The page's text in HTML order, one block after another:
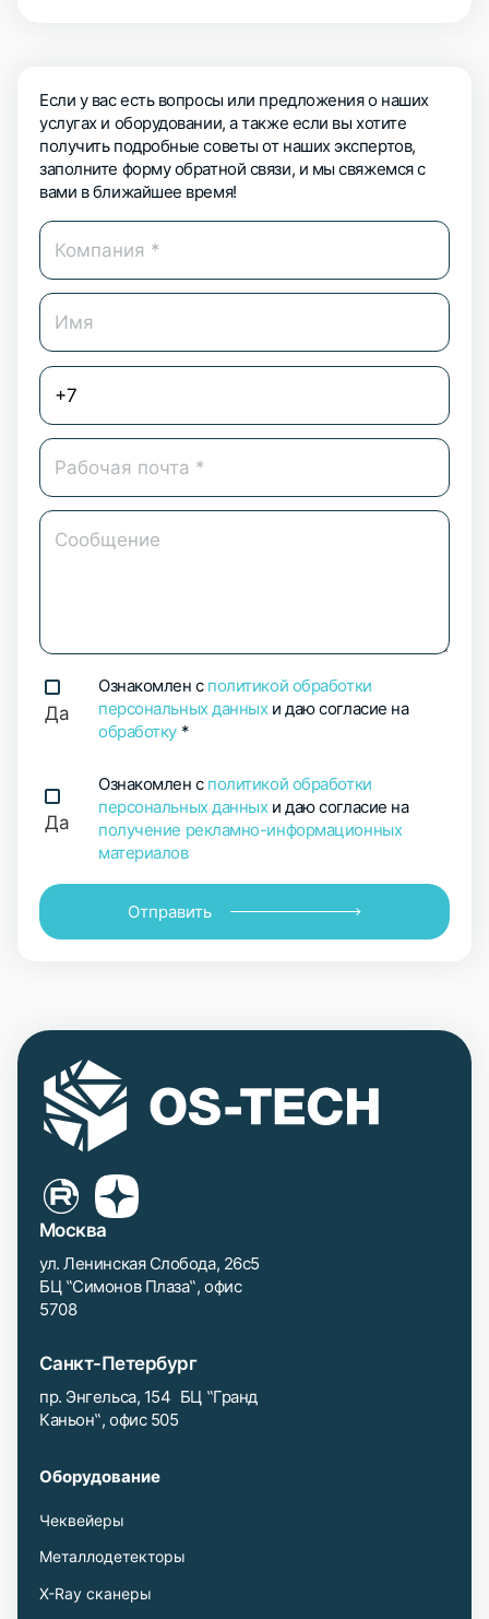
Если у вас есть вопросы или предложения о наших
услугах и оборудовании, а также если вы хотите
получить подробные советы от наших экспертов,
заполните форму обратной связи, и мы свяжемся с
вами в ближайшее время!
Да
Ознакомлен с политикой обработки
персональных данныхи даю согласие на
обработку*
Да
Ознакомлен с политикой обработки
персональных данныхи даю согласие на
получение рекламно-информационных
материалов
Отправить
Москва
ул. Ленинская Слобода, 26с5
БЦ ‟Симонов Плаза‟, офис
5708
Санкт-Петербург
пр. Энгельса, 154 БЦ ‟Гранд
Каньон‟, офис 505
Оборудование
Чеквейеры
Металлодетекторы
X-Ray сканеры